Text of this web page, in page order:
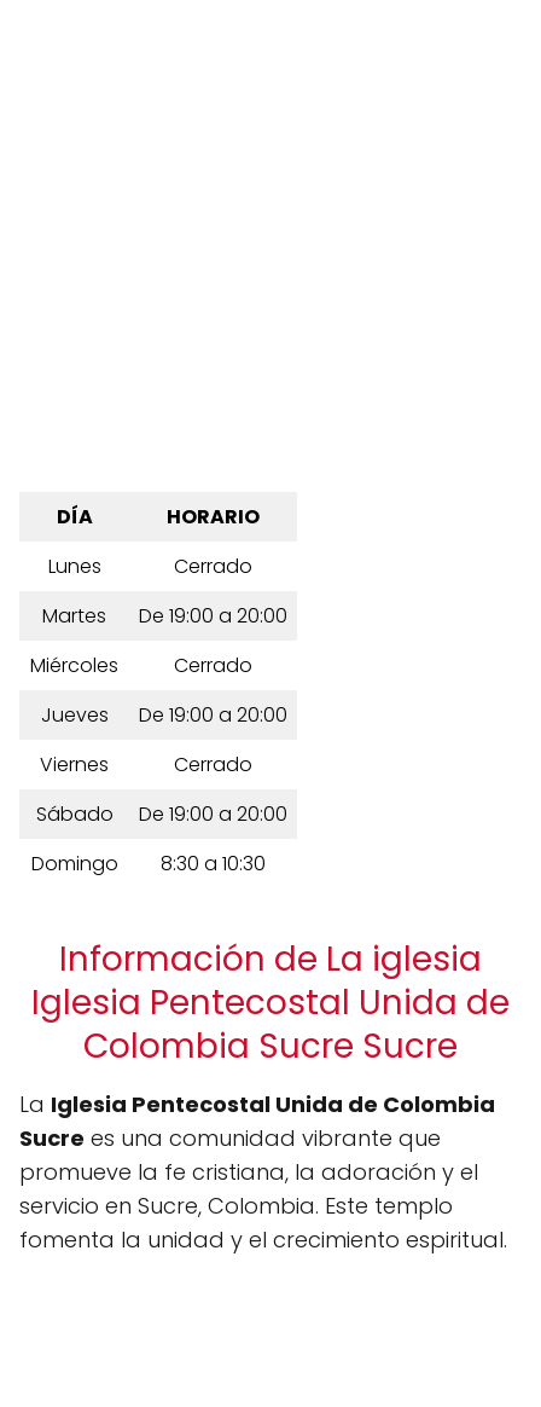
DÍA
HORARIO
Lunes
Cerrado
Martes
De 19:00 a 20:00
Miércoles
Cerrado
Jueves
De 19:00 a 20:00
Viernes
Cerrado
Sábado
De 19:00 a 20:00
Domingo
8:30 a 10:30
Información de La iglesia
Iglesia Pentecostal Unida de
Colombia Sucre Sucre
La Iglesia Pentecostal Unida de Colombia
Sucre es una comunidad vibrante que
promueve la fe cristiana, la adoración y el
servicio en Sucre, Colombia. Este templo
fomenta la unidad y el crecimiento espiritual.